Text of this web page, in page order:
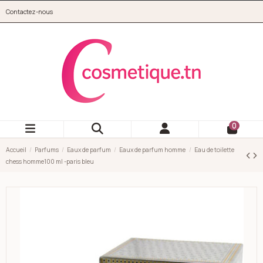
Contactez-nous
0
Accueil Parfums Eaux de parfum Eaux de parfum homme
Eau de toilette
chess homme100 ml -paris bleu